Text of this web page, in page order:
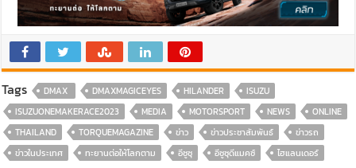
Tags DMAX ​ DMAXMAGICEYES HILANDER
ISUZU
ISUZUONEMAKERACE2023
MEDIA MOTORSPORT NEWS
ONLINE
THAILAND
TORQUEMAGAZINE ข่าว ข่าวประชาสัมพันธ์
ข่าวรถ
ข่าวในประเทศ
ทะยานต่อให้โลกตาม อีซูซุ อีซูซุดีแมคซ์ ไฮแลนเดอร์